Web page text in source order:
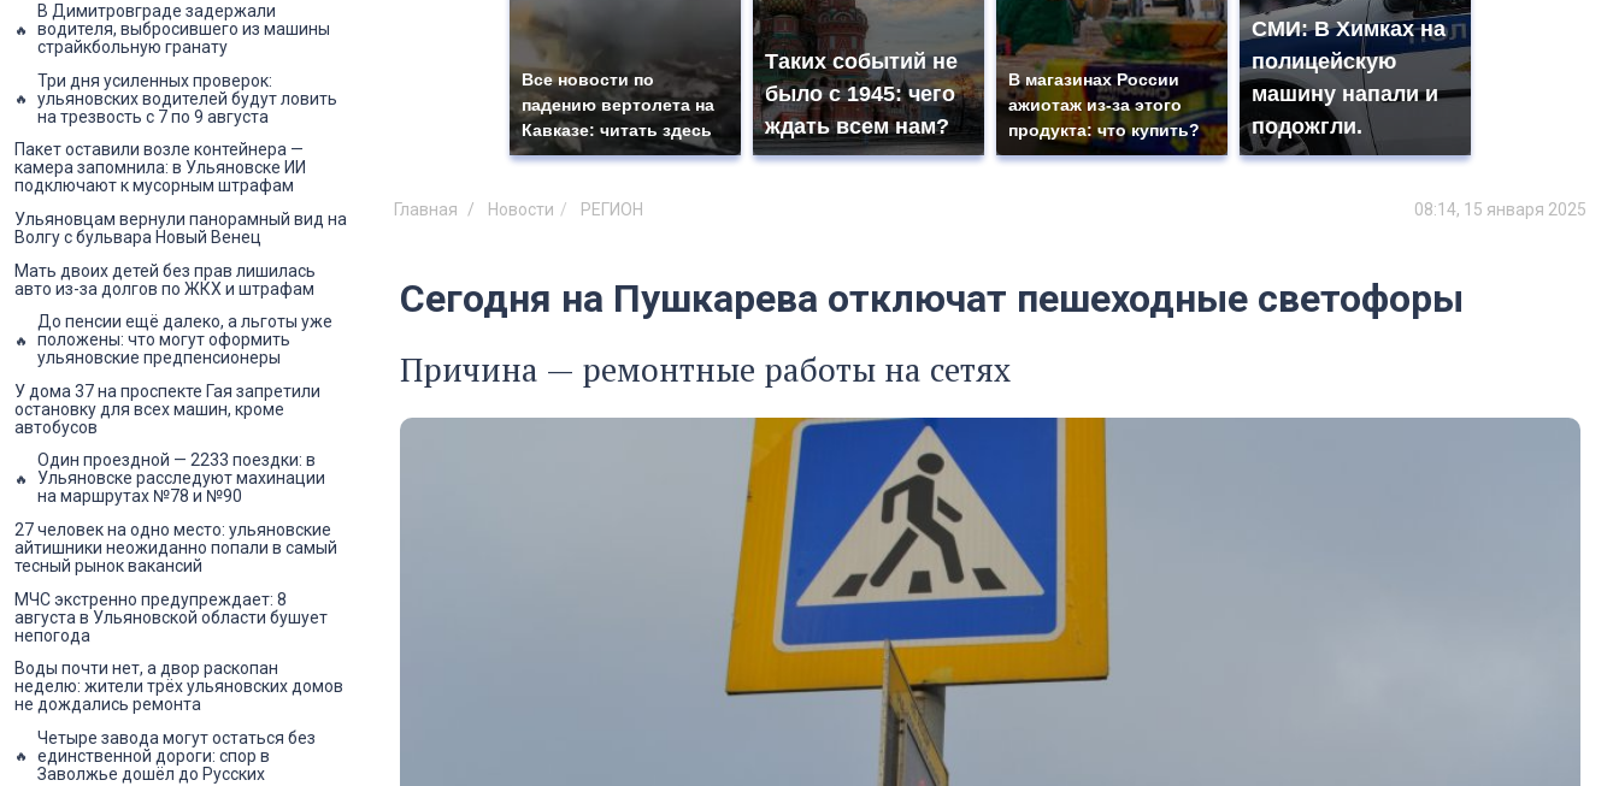
Все новости по
падению вертолета на
Кавказе: читать здесь
Таких событий не
было с 1945: чего
ждать всем нам?
В магазинах России
ажиотаж из-за этого
продукта: что купить?
СМИ: В Химках на
полицейскую
машину напали и
подожгли.
Главная Новости РЕГИОН 08:14, 15 января 2025
Сегодня на Пушкарева отключат пешеходные светофоры
Причина — ремонтные работы на сетях
В Димитровграде задержали
водителя, выбросившего из машины
страйкбольную гранату
Три дня усиленных проверок:
ульяновских водителей будут ловить
на трезвость с 7 по 9 августа
Пакет оставили возле контейнера —
камера запомнила: в Ульяновске ИИ
подключают к мусорным штрафам
Ульяновцам вернули панорамный вид на
Волгу с бульвара Новый Венец
Мать двоих детей без прав лишилась
авто из-за долгов по ЖКХ и штрафам
До пенсии ещё далеко, а льготы уже
положены: что могут оформить
ульяновские предпенсионеры
У дома 37 на проспекте Гая запретили
остановку для всех машин, кроме
автобусов
Один проездной — 2233 поездки: в
Ульяновске расследуют махинации
на маршрутах №78 и №90
27 человек на одно место: ульяновские
айтишники неожиданно попали в самый
тесный рынок вакансий
МЧС экстренно предупреждает: 8
августа в Ульяновской области бушует
непогода
Воды почти нет, а двор раскопан
неделю: жители трёх ульяновских домов
не дождались ремонта
Четыре завода могут остаться без
единственной дороги: спор в
Заволжье дошёл до Русских